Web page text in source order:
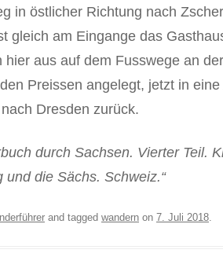
in östlicher Richtung nach
gleich am Eingange das
hier aus auf dem Fusswege an
Preissen angelegt, jetzt in
Dresden zurück.
durch Sachsen. Vierter Teil.
die Sächs. Schweiz.“
and tagged wandern on 7. Juli 2018.